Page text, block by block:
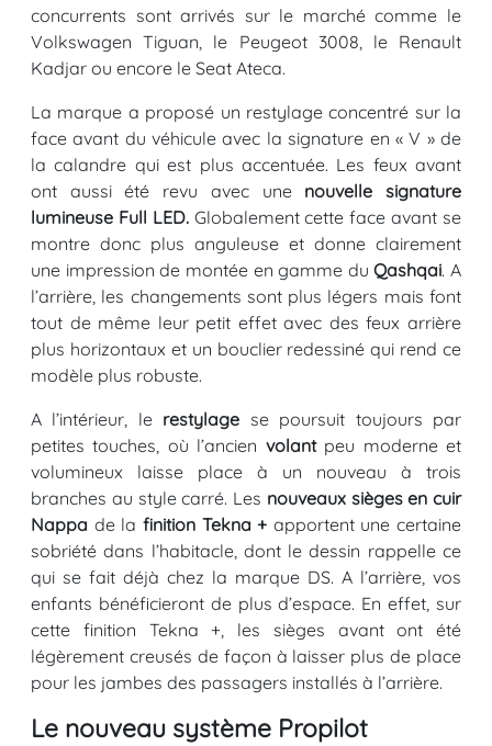
concurrents sont arrivés sur le marché comme le
Volkswagen Tiguan, le Peugeot 3008, le Renault
Kadjar ou encore le Seat Ateca.
La marque a proposé un restylage concentré sur la
face avant du véhicule avec la signature en « V » de
la calandre qui est plus accentuée. Les feux avant
ont aussi été revu avec une nouvelle signature
lumineuse Full LED. Globalement cette face avant se
montre donc plus anguleuse et donne clairement
une impression de montée en gamme du Qashqai. A
l’arrière, les changements sont plus légers mais font
tout de même leur petit effet avec des feux arrière
plus horizontaux et un bouclier redessiné qui rend ce
modèle plus robuste.
A l’intérieur, le restylage se poursuit toujours par
petites touches, où l’ancien volantpeu moderne et
volumineux laisse place à un nouveau à trois
branches au style carré. Les nouveaux sièges en cuir
Nappa de la finition Tekna + apportent une certaine
sobriété dans l’habitacle, dont le dessin rappelle ce
qui se fait déjà chez la marque DS. A l’arrière, vos
enfants bénéficieront de plus d’espace. En effet, sur
cette finition Tekna +, les sièges avant ont été
légèrement creusés de façon à laisser plus de place
pour les jambes des passagers installés à l’arrière.
Le nouveau système Propilot